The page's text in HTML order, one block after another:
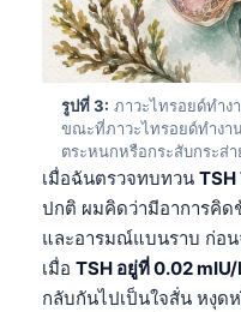
รูปที่ 3: ภาวะไทรอยด์ทำง
ขณะที่ภาวะไทรอยด์ทำงา
ตระหนกหรือกระสับกระส่า
เมื่อฉันตรวจทบทวน TSH
ปกติ ผมคิดว่ามีอาการคิด
และอารมณ์แบนราบ ก่อน
เมื่อ TSH อยู่ที่ 0.02 mIU/
กลับกันไปเป็นใจสั่น หงุด